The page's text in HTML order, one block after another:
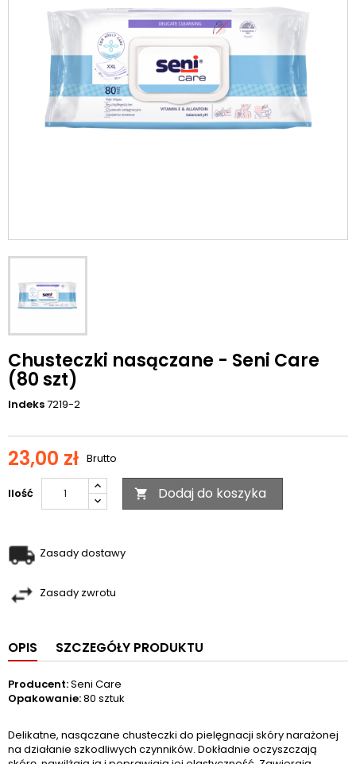
Chusteczki nasączane - Seni Care
(80 szt)
Indeks7219-2
23,00 zł Brutto
Ilość  Dodaj do koszyka
Zasady dostawy
Zasady zwrotu
OPIS SZCZEGÓŁY PRODUKTU
Producent:Seni Care
Opakowanie:80 sztuk
Delikatne, nasączane chusteczki do pielęgnacji skóry narażonej
na działanie szkodliwych czynników. Dokładnie oczyszczają